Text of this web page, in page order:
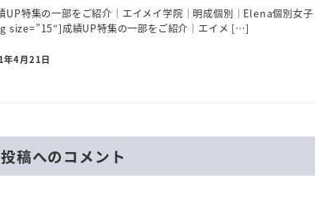
特集の一部をご紹介｜エイメイ学院｜明成個別｜Elena個別女子
成績UP特集の一部をご紹介｜エイメ […]
4月21日
稿へのコメント